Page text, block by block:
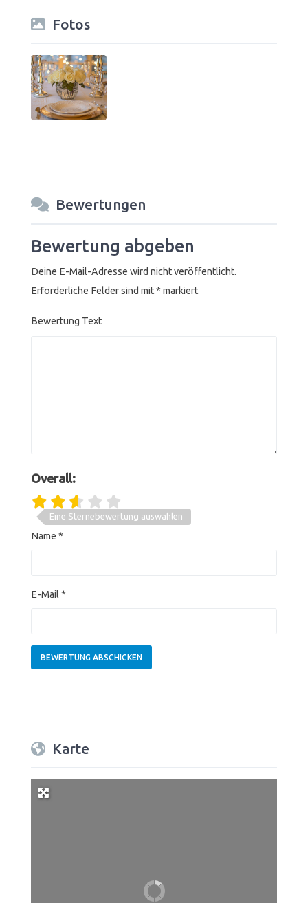
Fotos
Bewertungen
Bewertung abgeben
Deine E-Mail-Adresse wird nicht veröffentlicht.
Erforderliche Felder sind mit*markiert
Bewertung Text
Overall:
Eine Sternebewertung auswählen
Name *
E-Mail *
Karte